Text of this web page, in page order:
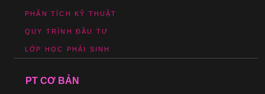
PHÂN TÍCH KỸ THUẬT
QUY TRÌNH ĐẦU TƯ
LỚP HỌC PHÁI SINH
PT CƠ BẢN